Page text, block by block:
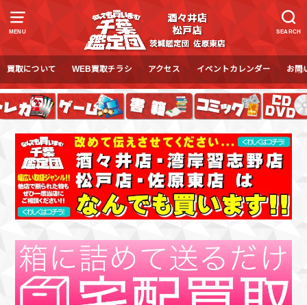
MENU SEARCH
買取について WEB買取チラシ アクセス イベントカレンダー お問